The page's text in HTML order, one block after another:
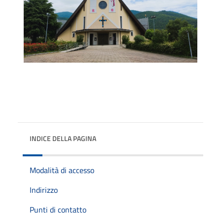
INDICE DELLA PAGINA
Modalità di accesso
Indirizzo
Punti di contatto